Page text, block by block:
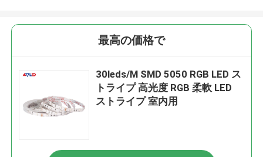
最高の価格で
30leds/M SMD 5050 RGB LED ス
トライプ 高光度 RGB 柔軟 LED
ストライプ 室内用